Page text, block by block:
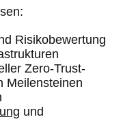
Risikobewertung
Zero-Trust-
Meilensteinen
und